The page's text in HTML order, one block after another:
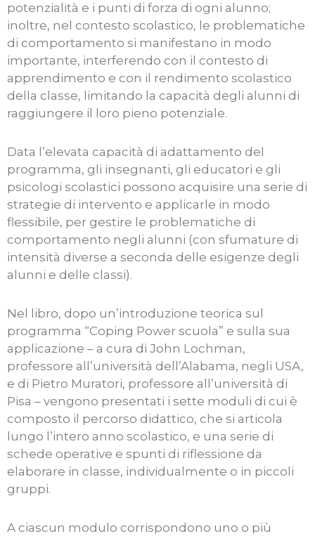
potenzialità e i punti di forza di ogni alunno;
inoltre, nel contesto scolastico, le problematiche
di comportamento si manifestano in modo
importante, interferendo con il contesto di
apprendimento e con il rendimento scolastico
della classe, limitando la capacità degli alunni di
raggiungere il loro pieno potenziale.
Data l’elevata capacità di adattamento del
programma, gli insegnanti, gli educatori e gli
psicologi scolastici possono acquisire una serie di
strategie di intervento e applicarle in modo
flessibile, per gestire le problematiche di
comportamento negli alunni (con sfumature di
intensità diverse a seconda delle esigenze degli
alunni e delle classi).
Nel libro, dopo un’introduzione teorica sul
programma “Coping Power scuola” e sulla sua
applicazione – a cura di John Lochman,
professore all’università dell’Alabama, negli USA,
e di Pietro Muratori, professore all’università di
Pisa – vengono presentati i sette moduli di cui è
composto il percorso didattico, che si articola
lungo l’intero anno scolastico, e una serie di
schede operative e spunti di riflessione da
elaborare in classe, individualmente o in piccoli
gruppi.
A ciascun modulo corrispondono uno o più